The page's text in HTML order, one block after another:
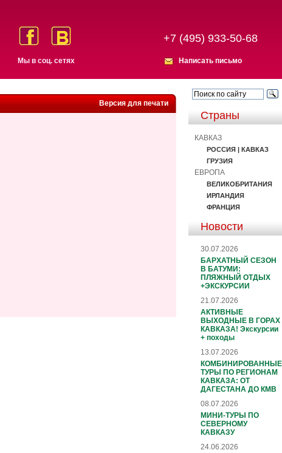
Мы в соц. сетях
+7 (495) 933-50-68
Написать письмо
Версия для печати
Страны
КАВКАЗ
РОССИЯ | КАВКАЗ
ГРУЗИЯ
ЕВРОПА
ВЕЛИКОБРИТАНИЯ
ИРЛАНДИЯ
ФРАНЦИЯ
Новости
30.07.2026
БАРХАТНЫЙ СЕЗОН
В БАТУМИ:
ПЛЯЖНЫЙ ОТДЫХ
+ЭКСКУРСИИ
21.07.2026
АКТИВНЫЕ
ВЫХОДНЫЕ В ГОРАХ
КАВКАЗА! Экскурсии
+ походы
13.07.2026
КОМБИНИРОВАННЫЕ
ТУРЫ ПО РЕГИОНАМ
КАВКАЗА: ОТ
ДАГЕСТАНА ДО КМВ
08.07.2026
МИНИ-ТУРЫ ПО
СЕВЕРНОМУ
КАВКАЗУ
24.06.2026